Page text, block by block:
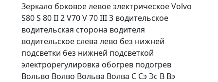
Зеркало боковое левое электрическое Volvo
S80 S 80 II 2 V70 V 70 III 3 водительское
водительская сторона водителя
водительское слева лево без нижней
подсветки без нижней подсветкой
электрорегулировка обогрев подогрев
Вольво Волво Вольва Волва С Сэ Эс В Вэ